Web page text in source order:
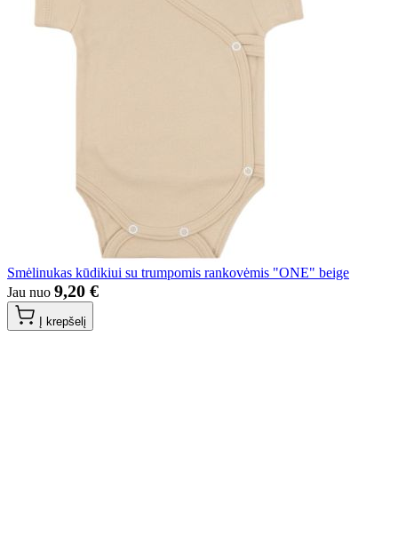
Smėlinukas kūdikiui su trumpomis rankovėmis "ONE" beige
Jau nuo 9,20 €
Į krepšelį